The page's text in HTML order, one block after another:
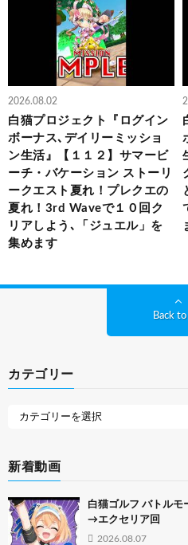
2026.08.02
白猫プロジェクト『ログイン
ボーナス､デイリーミッショ
ン生活』【１１２】サマービ
ーチ・バケーション ストーリ
ークエスト夏れ！プレクエの
夏れ！3rd Waveで１０回ク
リアしよう､「ジュエル」を
集めます
Back to
カテゴリー
新着動画
白猫ゴルフ バトル
→エクセリア回
2026.08.07